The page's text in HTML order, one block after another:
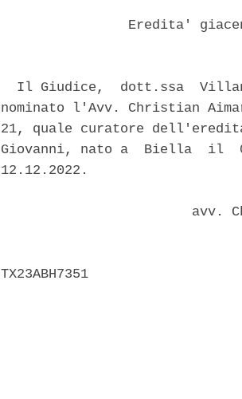
Eredita'
Il Giudice,  dott.ssa
nominato l'Avv. Christian
21, quale curatore dell'eredita'
Giovanni, nato a  Biella  il
12.12.2022.
avv.